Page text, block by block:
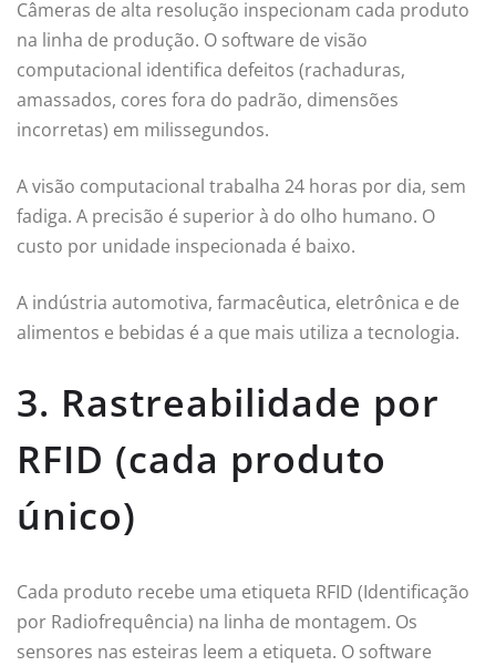
Câmeras de alta resolução inspecionam cada produto
na linha de produção. O software de visão
computacional identifica defeitos (rachaduras,
amassados, cores fora do padrão, dimensões
incorretas) em milissegundos.
A visão computacional trabalha 24 horas por dia, sem
fadiga. A precisão é superior à do olho humano. O
custo por unidade inspecionada é baixo.
A indústria automotiva, farmacêutica, eletrônica e de
alimentos e bebidas é a que mais utiliza a tecnologia.
3. Rastreabilidade por
RFID (cada produto
único)
Cada produto recebe uma etiqueta RFID (Identificação
por Radiofrequência) na linha de montagem. Os
sensores nas esteiras leem a etiqueta. O software